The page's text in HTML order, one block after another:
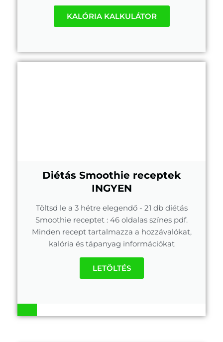
KALÓRIA KALKULÁTOR
Diétás Smoothie receptek
INGYEN
Töltsd le a 3 hétre elegendő - 21 db diétás
Smoothie receptet : 46 oldalas színes pdf.
Minden recept tartalmazza a hozzávalókat,
kalória és tápanyag információkat
LETÖLTÉS